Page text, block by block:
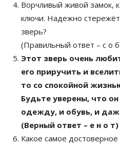
Ворчливый живой замок,
ключи. Надежно
зверь?
(Правильный ответ – с о б
Этот зверь очень
его приручить и
то со спокойной
Будьте уверены, что
одежду, и обувь, и
(Верный ответ – е н о т)
Какое самое